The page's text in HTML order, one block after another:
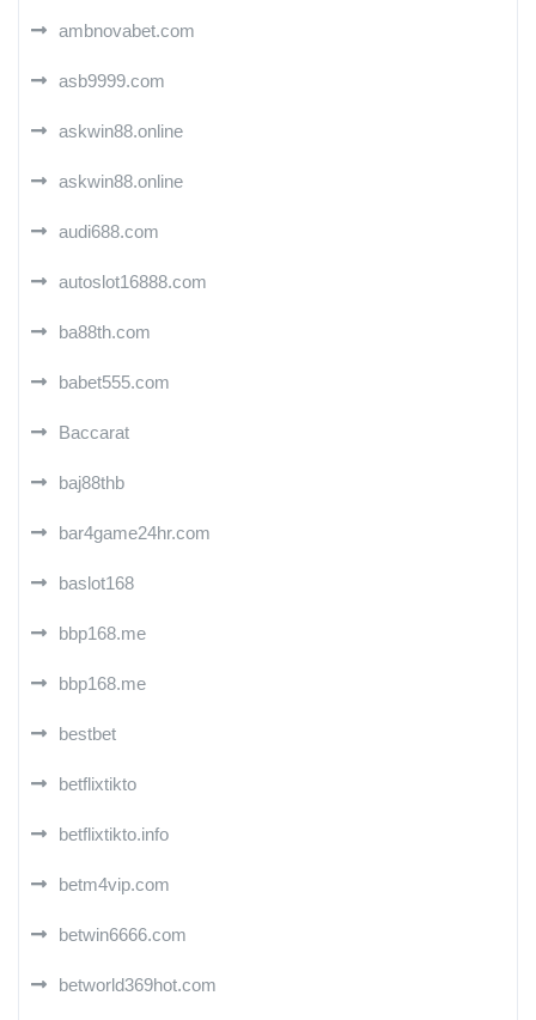
ambnovabet.com
asb9999.com
askwin88.online
askwin88.online
audi688.com
autoslot16888.com
ba88th.com
babet555.com
Baccarat
baj88thb
bar4game24hr.com
baslot168
bbp168.me
bbp168.me
bestbet
betflixtikto
betflixtikto.info
betm4vip.com
betwin6666.com
betworld369hot.com